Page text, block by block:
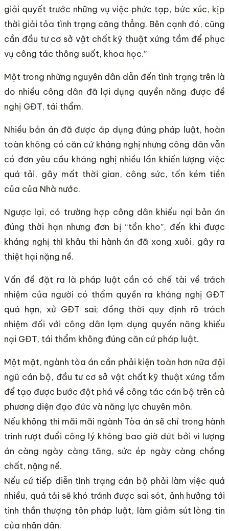
giải quyết trước những vụ việc phức tạp, bức xúc, kịp
thời giải tỏa tình trạng căng thẳng. Bên cạnh đó, cũng
cần đầu tư cơ sở vật chất kỹ thuật xứng tầm để phục
vụ công tác thông suốt, khoa học.”
Một trong những nguyên dân dẫn đến tình trạng trên là
do nhiều công dân đã lợi dụng quyền năng được đề
nghị GĐT, tái thẩm.
Nhiều bản án đã được áp dụng đúng pháp luật, hoàn
toàn không có căn cứ kháng nghị nhưng công dân vẫn
có đơn yêu cầu kháng nghị nhiều lần khiến lượng việc
quá tải, gây mất thời gian, công sức, tốn kém tiền
của của Nhà nước.
Ngược lại, có trường hợp công dân khiếu nại bản án
đúng thời hạn nhưng đơn bị “tồn kho”, đến khi được
kháng nghị thì khâu thi hành án đã xong xuôi, gây ra
thiệt hại nặng nề.
Vấn đề đặt ra là pháp luật cần có chế tài về trách
nhiệm của người có thẩm quyền ra kháng nghị GĐT
quá hạn, xử GĐT sai; đồng thời quy định rõ trách
nhiệm đối với công dân lạm dụng quyền năng khiếu
nại GĐT, tái thẩm không đúng căn cứ pháp luật.
Một mặt, ngành tòa án cần phải kiện toàn hơn nữa đội
ngũ cán bộ, đầu tư cơ sở vật chất kỹ thuật xứng tầm
để tạo được bước đột phá về công tác cán bộ trên cả
phương diện đạo đức và năng lực chuyên môn.
Nếu không thì mãi mãi ngành Tòa án sẽ chỉ trong hành
trình rượt đuổi công lý không bao giờ dứt bởi vì lượng
án càng ngày càng tăng, sức ép ngày càng chồng
chất, nặng nề.
Nếu cứ tiếp diễn tình trạng cán bộ phải làm việc quá
nhiều, quá tải sẽ khó tránh được sai sót, ảnh hưởng tới
tinh thần thượng tôn pháp luật, làm giảm sút lòng tin
của nhân dân.